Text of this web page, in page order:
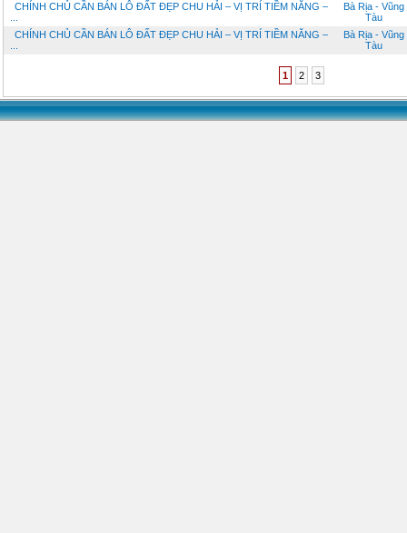
CHÍNH CHỦ CẦN BÁN LÔ ĐẤT ĐẸP CHU HẢI – VỊ TRÍ TIỀM NĂNG –
Bà Rịa - Vũng
Tàu
CHÍNH CHỦ CẦN BÁN LÔ ĐẤT ĐẸP CHU HẢI – VỊ TRÍ TIỀM NĂNG –
Bà Rịa - Vũng
Tàu
1 2 3